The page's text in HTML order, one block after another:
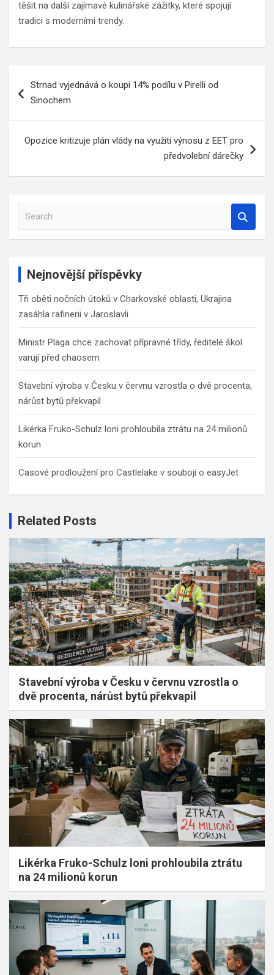
těšit na další zajímavé kulinářské zážitky, které spojují
tradici s moderními trendy.
proStrnad vyjednává o koupi 14% podílu v Pirelli od
Sinochem
Opozice kritizuje plán vlády na využití výnosu z EET pro
předvolební dárečky
a
Nejnovější příspěvky
Tři oběti nočních útoků v Charkovské oblasti, Ukrajina
zasáhla rafinerii v Jaroslavli
Ministr Plaga chce zachovat přípravné třídy, ředitelé škol
varují před chaosem
Stavební výroba v Česku v červnu vzrostla o dvě procenta,
nárůst bytů překvapil
Likérka Fruko-Schulz loni prohloubila ztrátu na 24 milionů
korun
Casové prodloužení pro Castlelake v souboji o easyJet
Related Posts
Stavební výroba v Česku v červnu vzrostla o
dvě procenta, nárůst bytů překvapil
Likérka Fruko-Schulz loni prohloubila ztrátu
na 24 milionů korun